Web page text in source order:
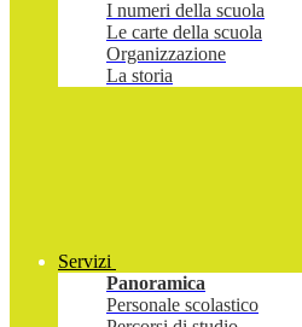
I numeri della scuola
Le carte della scuola
Organizzazione
La storia
Servizi
Panoramica
Personale scolastico